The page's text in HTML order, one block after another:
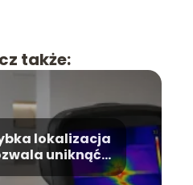
także:
lokalizacja
uniknąć
remontu?